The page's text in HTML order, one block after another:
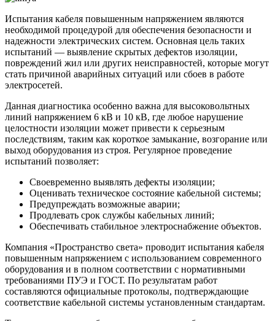
Испытания кабеля повышенным напряжением являются
необходимой процедурой для обеспечения безопасности и
надежности электрических систем. Основная цель таких
испытаний — выявление скрытых дефектов изоляции,
повреждений жил или других неисправностей, которые могут
стать причиной аварийных ситуаций или сбоев в работе
электросетей.
Данная диагностика особенно важна для высоковольтных
линий напряжением 6 кВ и 10 кВ, где любое нарушение
целостности изоляции может привести к серьезным
последствиям, таким как короткое замыкание, возгорание или
выход оборудования из строя. Регулярное проведение
испытаний позволяет:
Своевременно выявлять дефекты изоляции;
Оценивать техническое состояние кабельной системы;
Предупреждать возможные аварии;
Продлевать срок службы кабельных линий;
Обеспечивать стабильное электроснабжение объектов.
Компания «Пространство света» проводит испытания кабеля
повышенным напряжением с использованием современного
оборудования и в полном соответствии с нормативными
требованиями ПУЭ и ГОСТ. По результатам работ
составляются официальные протоколы, подтверждающие
соответствие кабельной системы установленным стандартам.